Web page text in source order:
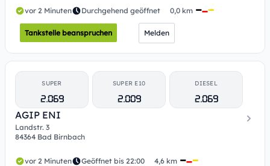
vor 2 Minuten Durchgehend geöffnet 0,0 km
Tankstelle beanspruchen Melden
SUPER
2.069
SUPER E10
2.009
DIESEL
2.069
AGIP ENI
Landstr. 3
84364 Bad Birnbach
vor 2 Minuten Geöffnet bis 22:00 4,6 km